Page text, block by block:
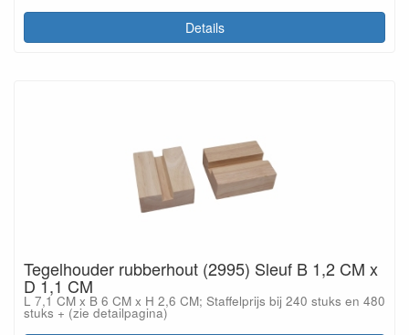
Details
Tegelhouder rubberhout (2995) Sleuf B 1,2 CM x
D 1,1 CM
L 7,1 CM x B 6 CM x H 2,6 CM; Staffelprijs bij 240 stuks en 480
stuks + (zie detailpagina)